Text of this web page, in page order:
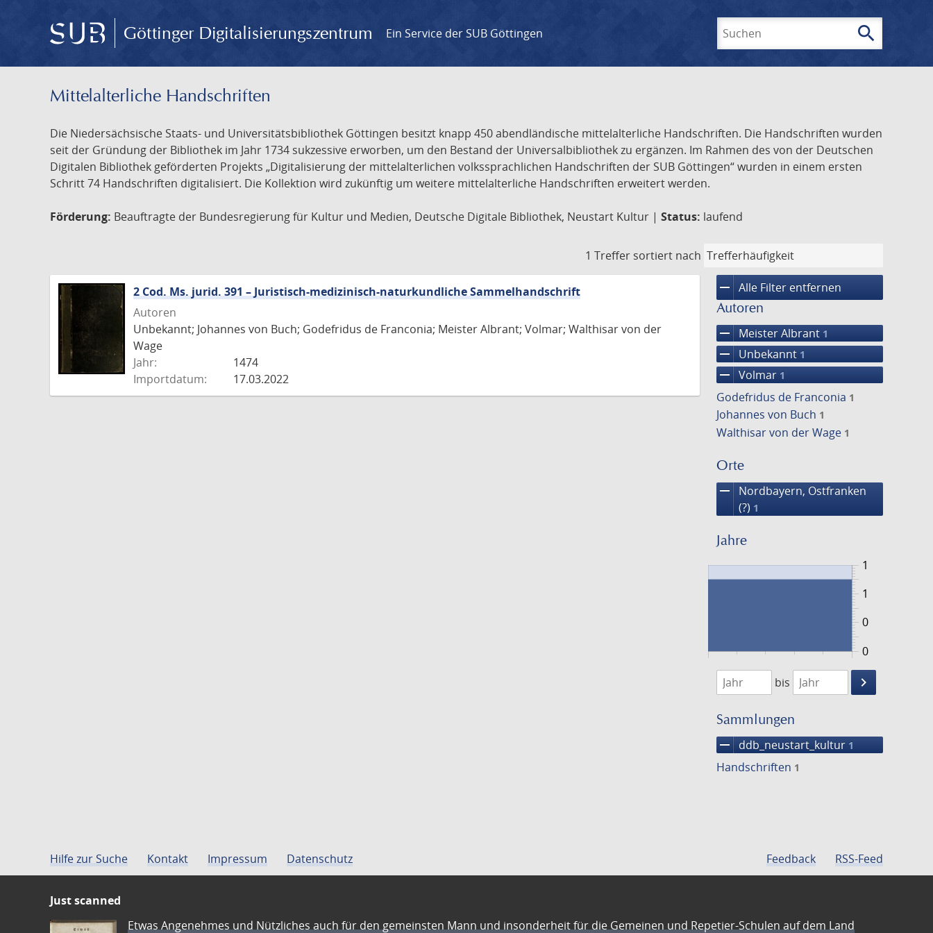
Göttinger Digitalisierungszentrum Ein Service der SUB Göttingen search
Mittelalterliche Handschriften
Die Niedersächsische Staats- und Universitätsbibliothek Göttingen besitzt knapp 450 abendländische mittelalterliche Handschriften. Die Handschriften wurden
seit der Gründung der Bibliothek im Jahr 1734 sukzessive erworben, um den Bestand der Universalbibliothek zu ergänzen. Im Rahmen des von der Deutschen
Digitalen Bibliothek geförderten Projekts „Digitalisierung der mittelalterlichen volkssprachlichen Handschriften der SUB Göttingen“ wurden in einem ersten
Schritt 74 Handschriften digitalisiert. Die Kollektion wird zukünftig um weitere mittelalterliche Handschriften erweitert werden.
Förderung: Beauftragte der Bundesregierung für Kultur und Medien, Deutsche Digitale Bibliothek, Neustart Kultur | Status: laufend
1 Treffer sortiert nach
remove Alle Filter entfernen
Autoren
remove Meister Albrant 1
remove Unbekannt 1
remove Volmar 1
Godefridus de Franconia 1
Johannes von Buch 1
Walthisar von der Wage 1
Orte
remove
Nordbayern, Ostfranken
(?) 1
Jahre
0
1
0
1
1474
1475
bis
keyboard_arrow_right
Suche
Sammlungen
remove ddb_neustart_kultur 1
Handschriften 1
2 Cod. Ms. jurid. 391 – Juristisch-medizinisch-naturkundliche Sammelhandschrift
Autoren
Unbekannt; Johannes von Buch; Godefridus de Franconia; Meister Albrant; Volmar; Walthisar von der
Wage
Jahr:
1474
Importdatum:
17.03.2022
Hilfe zur Suche Kontakt Impressum Datenschutz Feedback RSS-Feed
Just scanned
Etwas Angenehmes und Nützliches auch für den gemeinsten Mann und insonderheit für die Gemeinen und Repetier-Schulen auf dem Land